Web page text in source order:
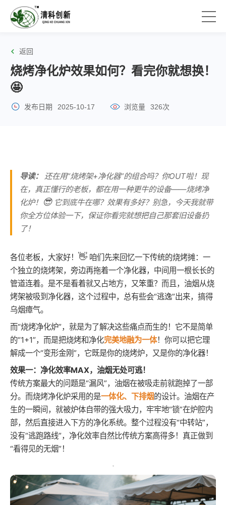
返回
烧烤净化炉效果如何？看完你就想换！
🤩
发布日期 2025-10-17 浏览量 326次
导读：
还在用“烧烤架+净化器”的组合吗？你OUT啦！现
在，真正懂行的老板，都在用一种更牛的设备——烧烤净
化炉！ 😎它到底牛在哪？效果有多好？别急，今天我就带
你全方位体验一下，保证你看完就想把自己那套旧设备扔
了！
各位老板，大家好！ 👋咱们先来回忆一下传统的烧烤摊：一
个独立的烧烤架，旁边再拖着一个净化器，中间用一根长长的
管道连着。是不是看着就又占地方，又笨重？而且，油烟从烧
烤架被吸到净化器，这个过程中，总有些会“逃逸”出来，搞得
乌烟瘴气。
而“烧烤净化炉”，就是为了解决这些痛点而生的！它不是简单
的“1+1”，而是把烧烤和净化完美地融为一体！你可以把它理
解成一个“变形金刚”，它既是你的烧烤炉，又是你的净化器！
效果一：净化效率MAX，油烟无处可逃！
传统方案最大的问题是“漏风”，油烟在被吸走前就跑掉了一部
分。而烧烤净化炉采用的是一体化、下排烟的设计。油烟在产
生的一瞬间，就被炉体自带的强大吸力，牢牢地“锁”在炉腔内
部，然后直接进入下方的净化系统。整个过程没有“中转站”，
没有“逃跑路线”，净化效率自然比传统方案高得多！真正做到
“看得见的无烟”！